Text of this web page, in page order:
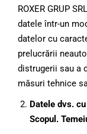
ROXER GRUP
datele într-un
datelor cu
prelucrării
distrugerii sau a
măsuri tehnice
Datele dvs.
Scopul.